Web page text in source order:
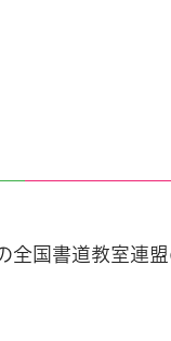
国書道教室連